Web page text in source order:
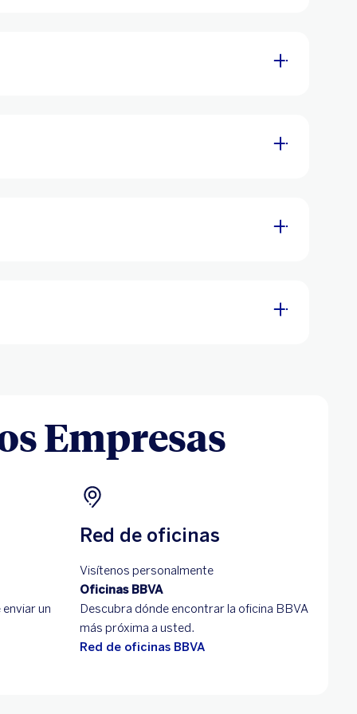
Empresas
un
Red de oficinas
Visítenos personalmente
Oficinas BBVA
Descubra dónde encontrar la oficina BBVA
más próxima a usted.
Red de oficinas BBVA